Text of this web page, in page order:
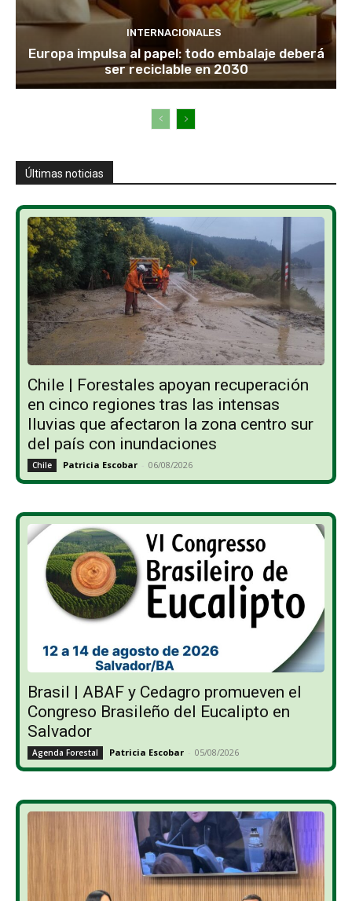
INTERNACIONALES
Europa impulsa al papel: todo embalaje deberá
ser reciclable en 2030
Últimas noticias
Chile | Forestales apoyan recuperación
en cinco regiones tras las intensas
lluvias que afectaron la zona centro sur
del país con inundaciones
Chile Patricia Escobar - 06/08/2026
Brasil | ABAF y Cedagro promueven el
Congreso Brasileño del Eucalipto en
Salvador
Agenda Forestal Patricia Escobar - 05/08/2026